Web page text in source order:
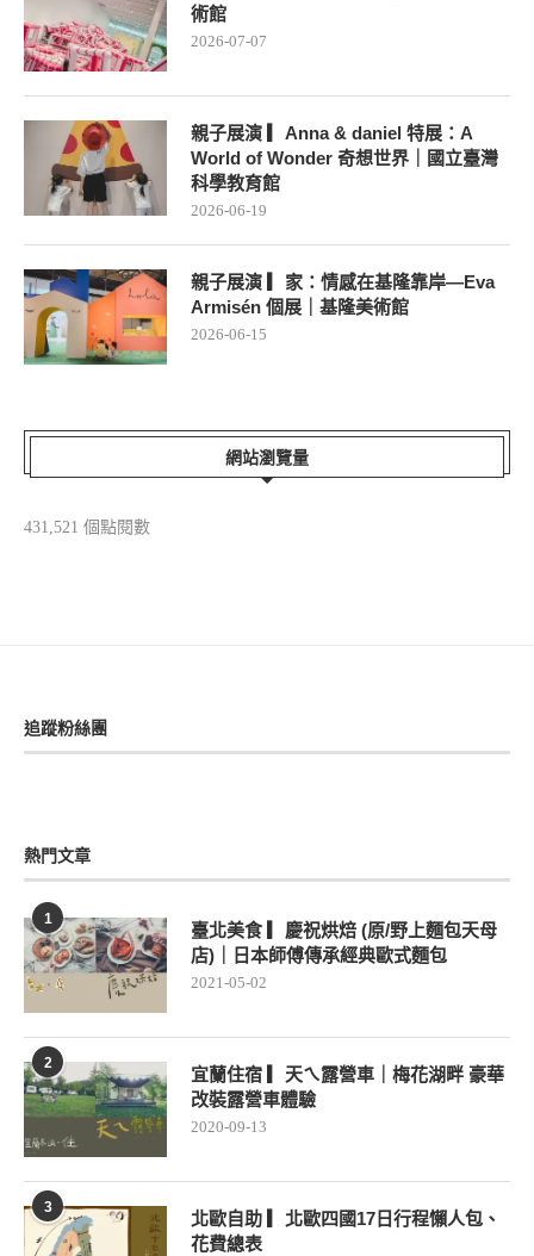
術館
2026-07-07
親子展演 ▎Anna & daniel 特展：A
World of Wonder 奇想世界｜國立臺灣
科學教育館
2026-06-19
親子展演 ▎家：情感在基隆靠岸—Eva
Armisén 個展｜基隆美術館
2026-06-15
網站瀏覽量
431,521 個點閱數
追蹤粉絲團
熱門文章
1
臺北美食 ▎慶祝烘焙 (原/野上麵包天母
店)｜日本師傅傳承經典歐式麵包
2021-05-02
2
宜蘭住宿 ▎天ㄟ露營車｜梅花湖畔 豪華
改裝露營車體驗
2020-09-13
3
北歐自助 ▎北歐四國17日行程懶人包、
花費總表